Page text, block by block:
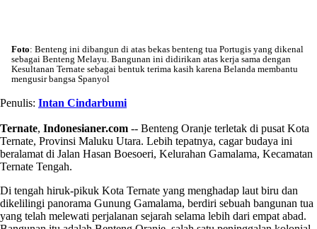
Foto: Benteng ini dibangun di atas bekas benteng tua Portugis yang dikenal
sebagai Benteng Melayu. Bangunan ini didirikan atas kerja sama dengan
Kesultanan Ternate sebagai bentuk terima kasih karena Belanda membantu
mengusir bangsa Spanyol
Penulis: Intan Cindarbumi
Ternate, Indonesianer.com -- Benteng Oranje terletak di pusat Kota
Ternate, Provinsi Maluku Utara. Lebih tepatnya, cagar budaya ini
beralamat di Jalan Hasan Boesoeri, Kelurahan Gamalama, Kecamatan
Ternate Tengah.
Di tengah hiruk-pikuk Kota Ternate yang menghadap laut biru dan
dikelilingi panorama Gunung Gamalama, berdiri sebuah bangunan tua
yang telah melewati perjalanan sejarah selama lebih dari empat abad.